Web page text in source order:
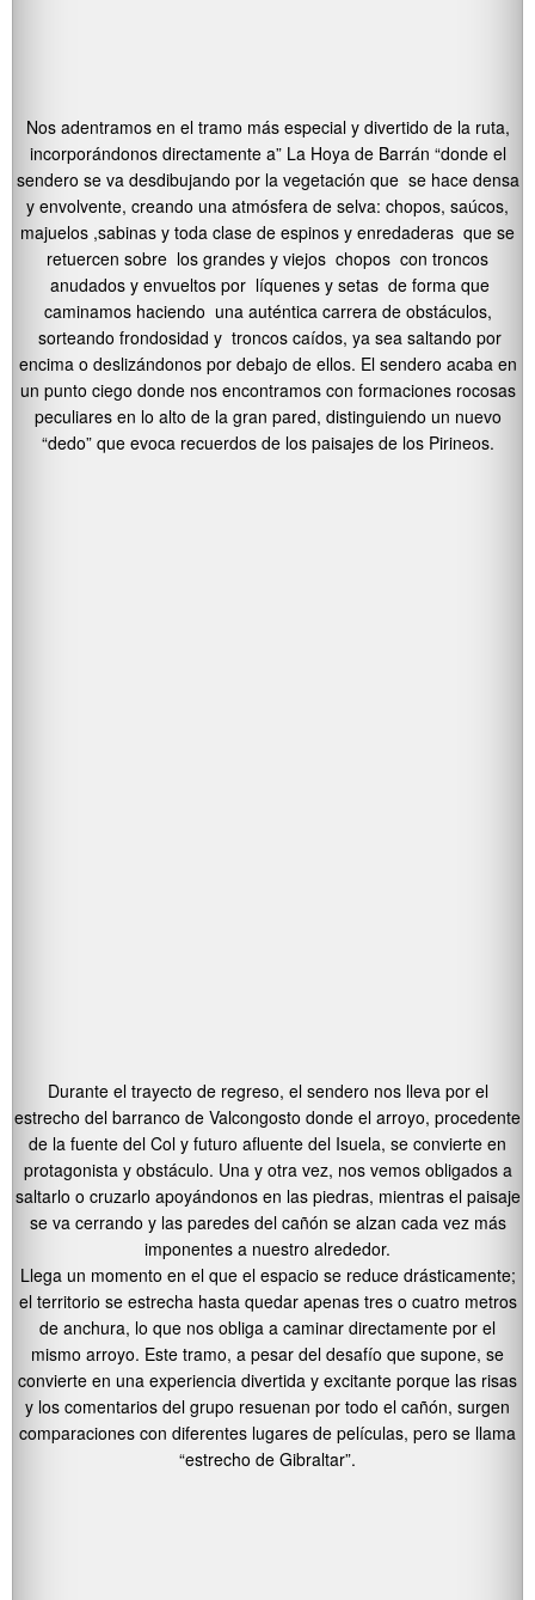
Nos adentramos en el tramo más especial y divertido de la ruta,
incorporándonos directamente a” La Hoya de Barrán “donde el
sendero se va desdibujando por la vegetación que se hace densa
y envolvente, creando una atmósfera de selva: chopos, saúcos,
majuelos ,sabinas y toda clase de espinos y enredaderas que se
retuercen sobre los grandes y viejos chopos con troncos
anudados y envueltos por líquenes y setas de forma que
caminamos haciendo una auténtica carrera de obstáculos,
sorteando frondosidad y troncos caídos, ya sea saltando por
encima o deslizándonos por debajo de ellos. El sendero acaba en
un punto ciego donde nos encontramos con formaciones rocosas
peculiares en lo alto de la gran pared, distinguiendo un nuevo
“dedo” que evoca recuerdos de los paisajes de los Pirineos.
Durante el trayecto de regreso, el sendero nos lleva por el
estrecho del barranco de Valcongosto donde el arroyo, procedente
de la fuente del Col y futuro afluente del Isuela, se convierte en
protagonista y obstáculo. Una y otra vez, nos vemos obligados a
saltarlo o cruzarlo apoyándonos en las piedras, mientras el paisaje
se va cerrando y las paredes del cañón se alzan cada vez más
imponentes a nuestro alrededor.
Llega un momento en el que el espacio se reduce drásticamente;
el territorio se estrecha hasta quedar apenas tres o cuatro metros
de anchura, lo que nos obliga a caminar directamente por el
mismo arroyo. Este tramo, a pesar del desafío que supone, se
convierte en una experiencia divertida y excitante porque las risas
y los comentarios del grupo resuenan por todo el cañón, surgen
comparaciones con diferentes lugares de películas, pero se llama
“estrecho de Gibraltar”.